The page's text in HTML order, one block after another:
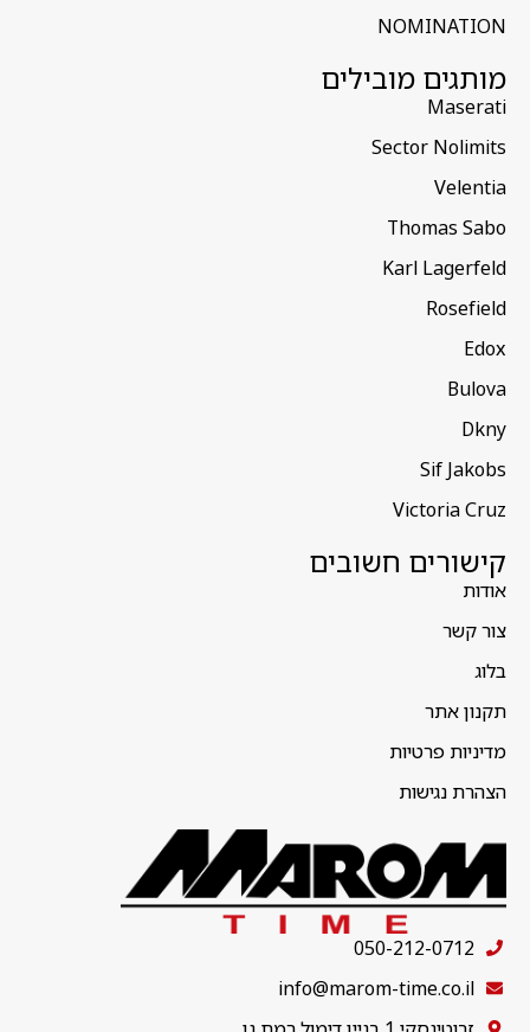
NOMINATION
מותגים מובילים
Maserati
Sector Nolimits
Velentia
Thomas Sabo
Karl Lagerfeld
Rosefield
Edox
Bulova
Dkny
Sif Jakobs
Victoria Cruz
קישורים חשובים
אודות
צור קשר
בלוג
תקנון אתר
מדיניות פרטיות
הצהרת נגישות
050-212-0712
info@marom-time.co.il